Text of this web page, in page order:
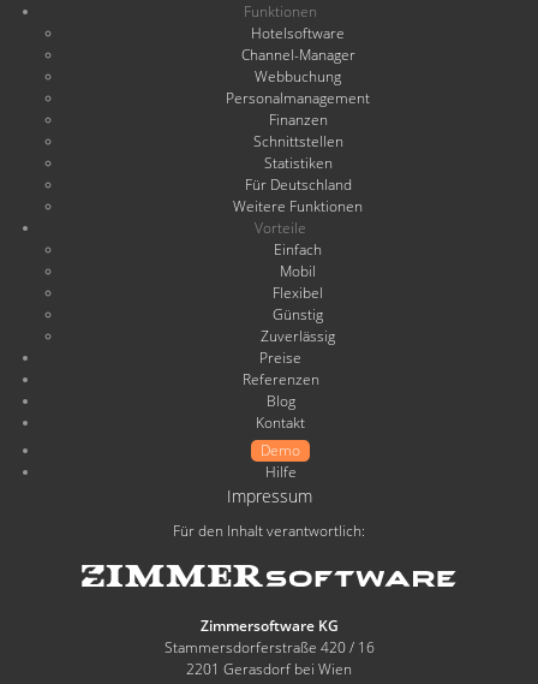
Funktionen
Hotelsoftware
Channel-Manager
Webbuchung
Personalmanagement
Finanzen
Schnittstellen
Statistiken
Für Deutschland
Weitere Funktionen
Vorteile
Einfach
Mobil
Flexibel
Günstig
Zuverlässig
Preise
Referenzen
Blog
Kontakt
Demo
Hilfe
Impressum
Für den Inhalt verantwortlich:
Zimmersoftware KG
Stammersdorferstraße 420 / 16
2201 Gerasdorf bei Wien